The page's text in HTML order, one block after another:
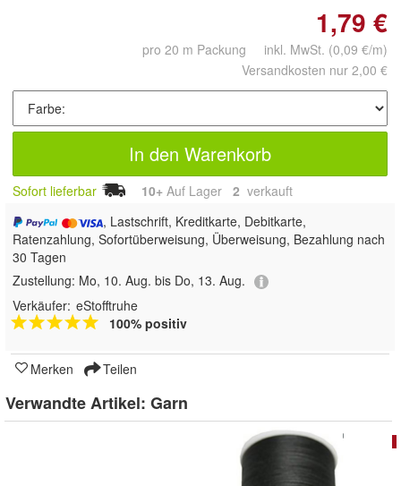
1,79 €
pro 20 m Packung inkl. MwSt. (0,09 €/m)
Versandkosten nur 2,00 €
In den Warenkorb
Sofort lieferbar 10+ Auf Lager 2 verkauft
, Lastschrift, Kreditkarte, Debitkarte,
Ratenzahlung, Sofortüberweisung, Überweisung, Bezahlung nach
30 Tagen
Zustellung: Mo, 10. Aug. bis Do, 13. Aug.
Verkäufer: eStofftruhe
100% positiv
Merken Teilen
Verwandte Artikel: Garn